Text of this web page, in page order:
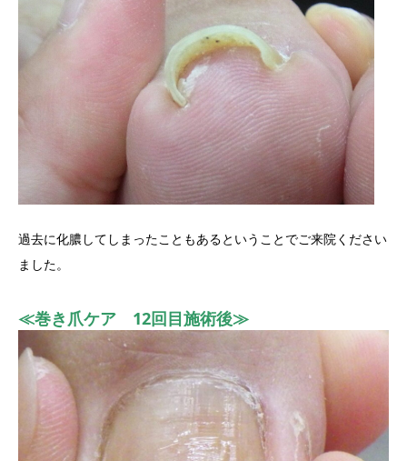
過去に化膿してしまったこともあるということでご来院ください
ました。
≪巻き爪ケア 12回目施術後≫